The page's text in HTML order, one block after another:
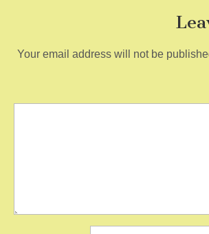
Your email address will not be